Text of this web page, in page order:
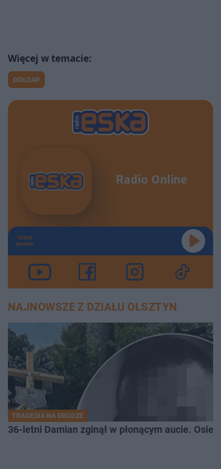
GOŁDAP
Radio Online
TERAZ
GRAMY
NAJNOWSZE Z DZIAŁU OLSZTYN
TRAGEDIA NA DRODZE
36-letni Damian zginął w płonącym aucie.